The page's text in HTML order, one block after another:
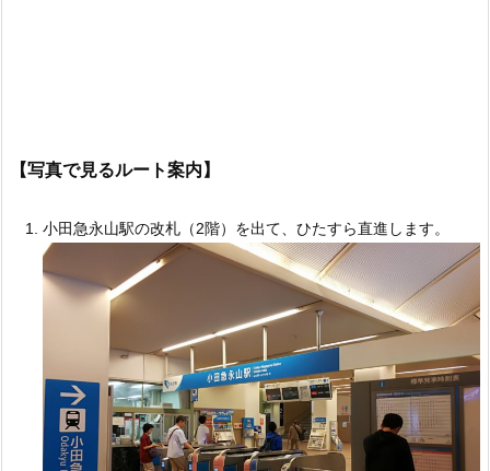
【写真で見るルート案内】
小田急永山駅の改札（2階）を出て、ひたすら直進します。